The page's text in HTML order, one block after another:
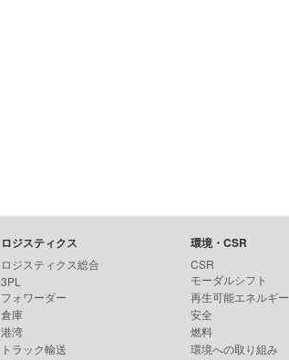
ロジスティクス
ロジスティクス総合
3PL
フォワーダー
倉庫
港湾
トラック輸送
環境・CSR
CSR
モーダルシフト
再生可能エネルギー
安全
燃料
環境への取り組み